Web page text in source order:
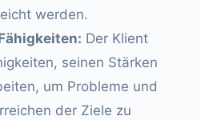
werden.
Der Klient
seinen Stärken
um Probleme und
der Ziele zu